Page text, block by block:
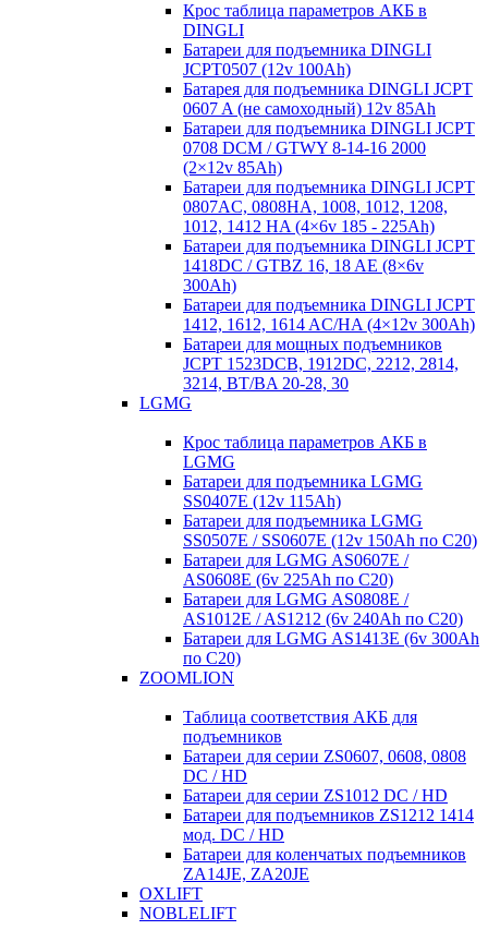
Крос таблица параметров АКБ в
DINGLI
Батареи для подъемника DINGLI
JCPT0507 (12v 100Ah)
Батарея для подъемника DINGLI JCPT
0607 A (не самоходный) 12v 85Ah
Батареи для подъемника DINGLI JCPT
0708 DCM / GTWY 8-14-16 2000
(2×12v 85Ah)
Батареи для подъемника DINGLI JCPT
0807AC, 0808HA, 1008, 1012, 1208,
1012, 1412 HA (4×6v 185 - 225Ah)
Батареи для подъемника DINGLI JCPT
1418DC / GTBZ 16, 18 AE (8×6v
300Ah)
Батареи для подъемника DINGLI JCPT
1412, 1612, 1614 AC/HA (4×12v 300Ah)
Батареи для мощных подъемников
JCPT 1523DCB, 1912DC, 2212, 2814,
3214, BT/BA 20-28, 30
LGMG
Крос таблица параметров АКБ в
LGMG
Батареи для подъемника LGMG
SS0407E (12v 115Ah)
Батареи для подъемника LGMG
SS0507E / SS0607E (12v 150Ah по С20)
Батареи для LGMG AS0607E /
AS0608E (6v 225Ah по С20)
Батареи для LGMG AS0808E /
AS1012E / AS1212 (6v 240Ah по С20)
Батареи для LGMG AS1413E (6v 300Ah
по С20)
ZOOMLION
Таблица соответствия АКБ для
подъемников
Батареи для серии ZS0607, 0608, 0808
DC / HD
Батареи для серии ZS1012 DC / HD
Батареи для подъемников ZS1212 1414
мод. DC / HD
Батареи для коленчатых подъемников
ZA14JE, ZA20JE
OXLIFT
NOBLELIFT